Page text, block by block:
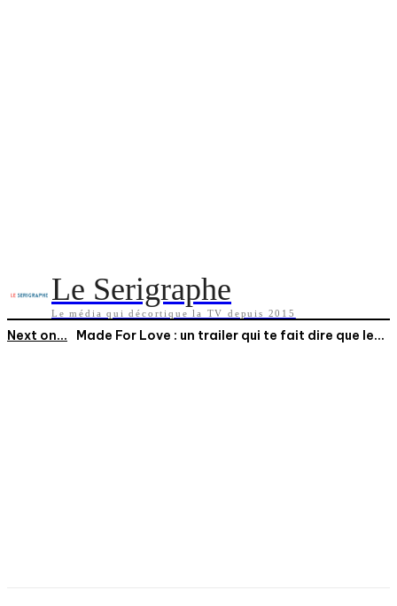
Le Serigraphe
Le média qui décortique la TV depuis 2015
Next on... Made For Love : un trailer qui te fait dire que le...